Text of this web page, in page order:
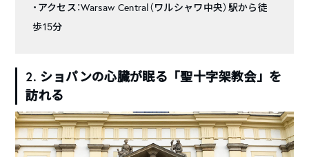
・アクセス：Warsaw Central（ワルシャワ中央）駅から徒
歩15分
2. ショパンの心臓が眠る「聖十字架教会」を
訪れる